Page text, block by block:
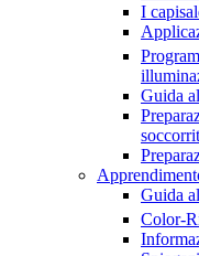
I
Guida
Guida
Color-